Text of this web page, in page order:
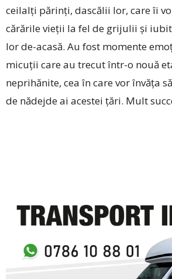
ceilalți părinți, dascălii lor, care îi
cărările vieții la fel de grijulii și
lor de-acasă. Au fost momente
micuții care au trecut ­într-o nouă
neprihănite, cea în care vor învăța
de nădejde ai acestei țări. Mult